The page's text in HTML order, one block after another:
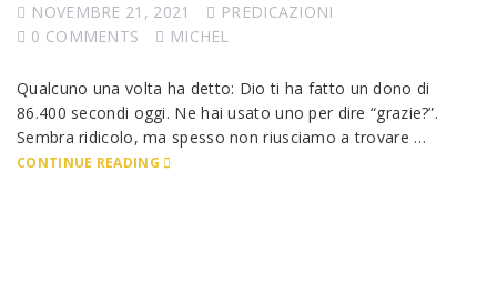
NOVEMBRE 21, 2021
PREDICAZIONI
0 COMMENTS
MICHEL
Qualcuno una volta ha detto: Dio ti ha fatto un dono di
86.400 secondi oggi. Ne hai usato uno per dire “grazie?”.
Sembra ridicolo, ma spesso non riusciamo a trovare …
CONTINUE READING